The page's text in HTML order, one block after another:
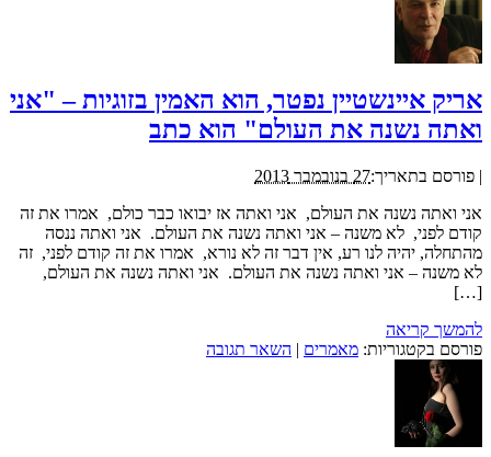
אריק איינשטיין נפטר, הוא האמין בזוגיות – "אני
ואתה נשנה את העולם" הוא כתב
| פורסם בתאריך:27 בנובמבר 2013
אני ואתה נשנה את העולם, אני ואתה אז יבואו כבר כולם, אמרו את זה
קודם לפני, לא משנה – אני ואתה נשנה את העולם. אני ואתה ננסה
מהתחלה, יהיה לנו רע, אין דבר זה לא נורא, אמרו את זה קודם לפני, זה
לא משנה – אני ואתה נשנה את העולם. אני ואתה נשנה את העולם,
[…]
להמשך קריאה
פורסם בקטגוריות: מאמרים | השאר תגובה